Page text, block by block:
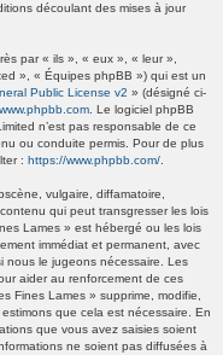
découlant des mises à jour
par « ils », « eux », « leur »,
», « Équipes phpBB ») qui est un
Public License v2 » (désigné ci-
www.phpbb.com . Le logiciel phpBB
n’est pas responsable de ce
ou conduite permis. Pour de plus
: https://www.phpbb.com/
vulgaire, diffamatoire,
qui peut transgresser les lois
Lames » est hébergé ou les lois
immédiat et permanent, avec
nous le jugeons nécessaire. Les
aider au renforcement de ces
Fines Lames » supprime, modifie,
que cela est nécessaire. En
que vous avez saisies soient
ne soient pas diffusées à